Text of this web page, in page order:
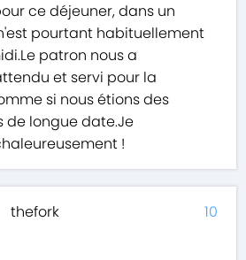
ce déjeuner, dans un
pourtant habituellement
patron nous a
et servi pour la
si nous étions des
de longue date.Je
!
thefork 10